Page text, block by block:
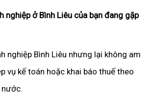
nghiệp ở Bình Liêu của bạn đang gặp
nghiệp Bình Liêu nhưng lại không am
vụ kế toán hoặc khai báo thuế theo
nước.